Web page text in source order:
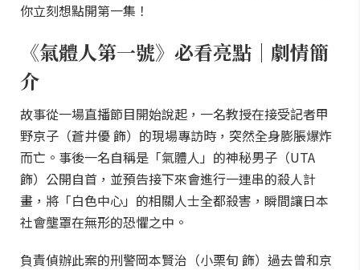
你立刻想點開第一集！
《氣體人第一號》必看亮點｜劇情簡
介
故事從一場直播節目開始說起，一名教授在接受記者甲
野京子（蒼井優 飾）的現場專訪時，突然全身膨脹爆炸
而亡。事後一名自稱是「氣體人」的神秘男子（UTA
飾）公開自首，並預告接下來會進行一連串的殺人計
畫，將「白色中心」的相關人士全都殺害，瞬間讓日本
社會壟罩在無形的恐懼之中。
負責偵辦此案的刑警岡本賢治（小栗旬 飾）過去曾和京